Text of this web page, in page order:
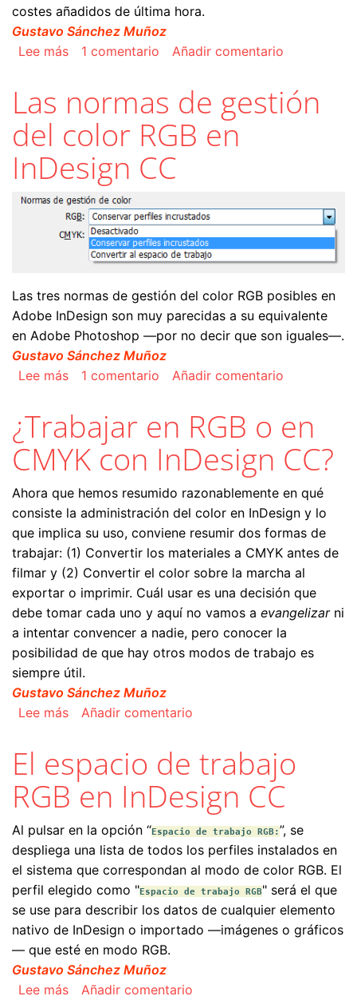
costes añadidos de última hora.
Gustavo Sánchez Muñoz
Lee mássobre La gestión del color en Adobe Indesign
1 comentario Añadir comentario
Las normas de gestión
del color RGB en
InDesign CC
Las tres normas de gestión del color RGB posibles en
Adobe InDesign son muy parecidas a su equivalente
en Adobe Photoshop —por no decir que son iguales—.
Gustavo Sánchez Muñoz
Lee mássobre Las normas de gestión del color RGB en
1 comentario Añadir comentario
¿Trabajar en RGB o en
CMYK con InDesign CC?
Ahora que hemos resumido razonablemente en qué
consiste la administración del color en InDesign y lo
que implica su uso, conviene resumir dos formas de
trabajar: (1) Convertir los materiales a CMYK antes de
filmar y (2) Convertir el color sobre la marcha al
exportar o imprimir. Cuál usar es una decisión que
debe tomar cada uno y aquí no vamos a evangelizarni
a intentar convencer a nadie, pero conocer la
posibilidad de que hay otros modos de trabajo es
siempre útil.
Gustavo Sánchez Muñoz
Lee mássobre ¿Trabajar en RGB o en CMYK con
Añadir comentario
El espacio de trabajo
RGB en InDesign CC
Al pulsar en la opción “Espacio de trabajo RGB:”, se
despliega una lista de todos los perfiles instalados en
el sistema que correspondan al modo de color RGB. El
perfil elegido como "Espacio de trabajo RGB" será el que
se use para describir los datos de cualquier elemento
nativo de InDesign o importado —imágenes o gráficos
— que esté en modo RGB.
Gustavo Sánchez Muñoz
Lee mássobre El espacio de trabajo RGB en InDesign
Añadir comentario